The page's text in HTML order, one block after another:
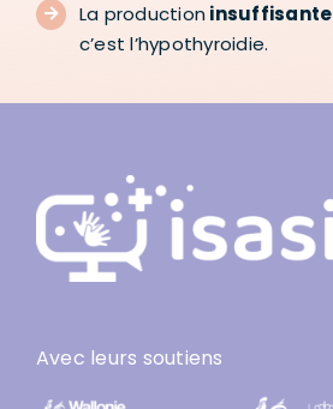
La productioninsuffisante
c’est l’hypothyroidie.
Avec leurs soutiens